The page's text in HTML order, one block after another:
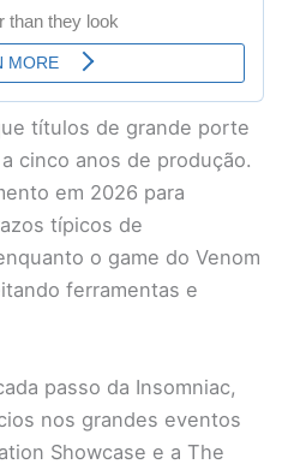
títulos de grande porte
cinco anos de produção.
em 2026 para
típicos de
o game do Venom
ferramentas e
passo da Insomniac,
nos grandes eventos
Showcase e a The